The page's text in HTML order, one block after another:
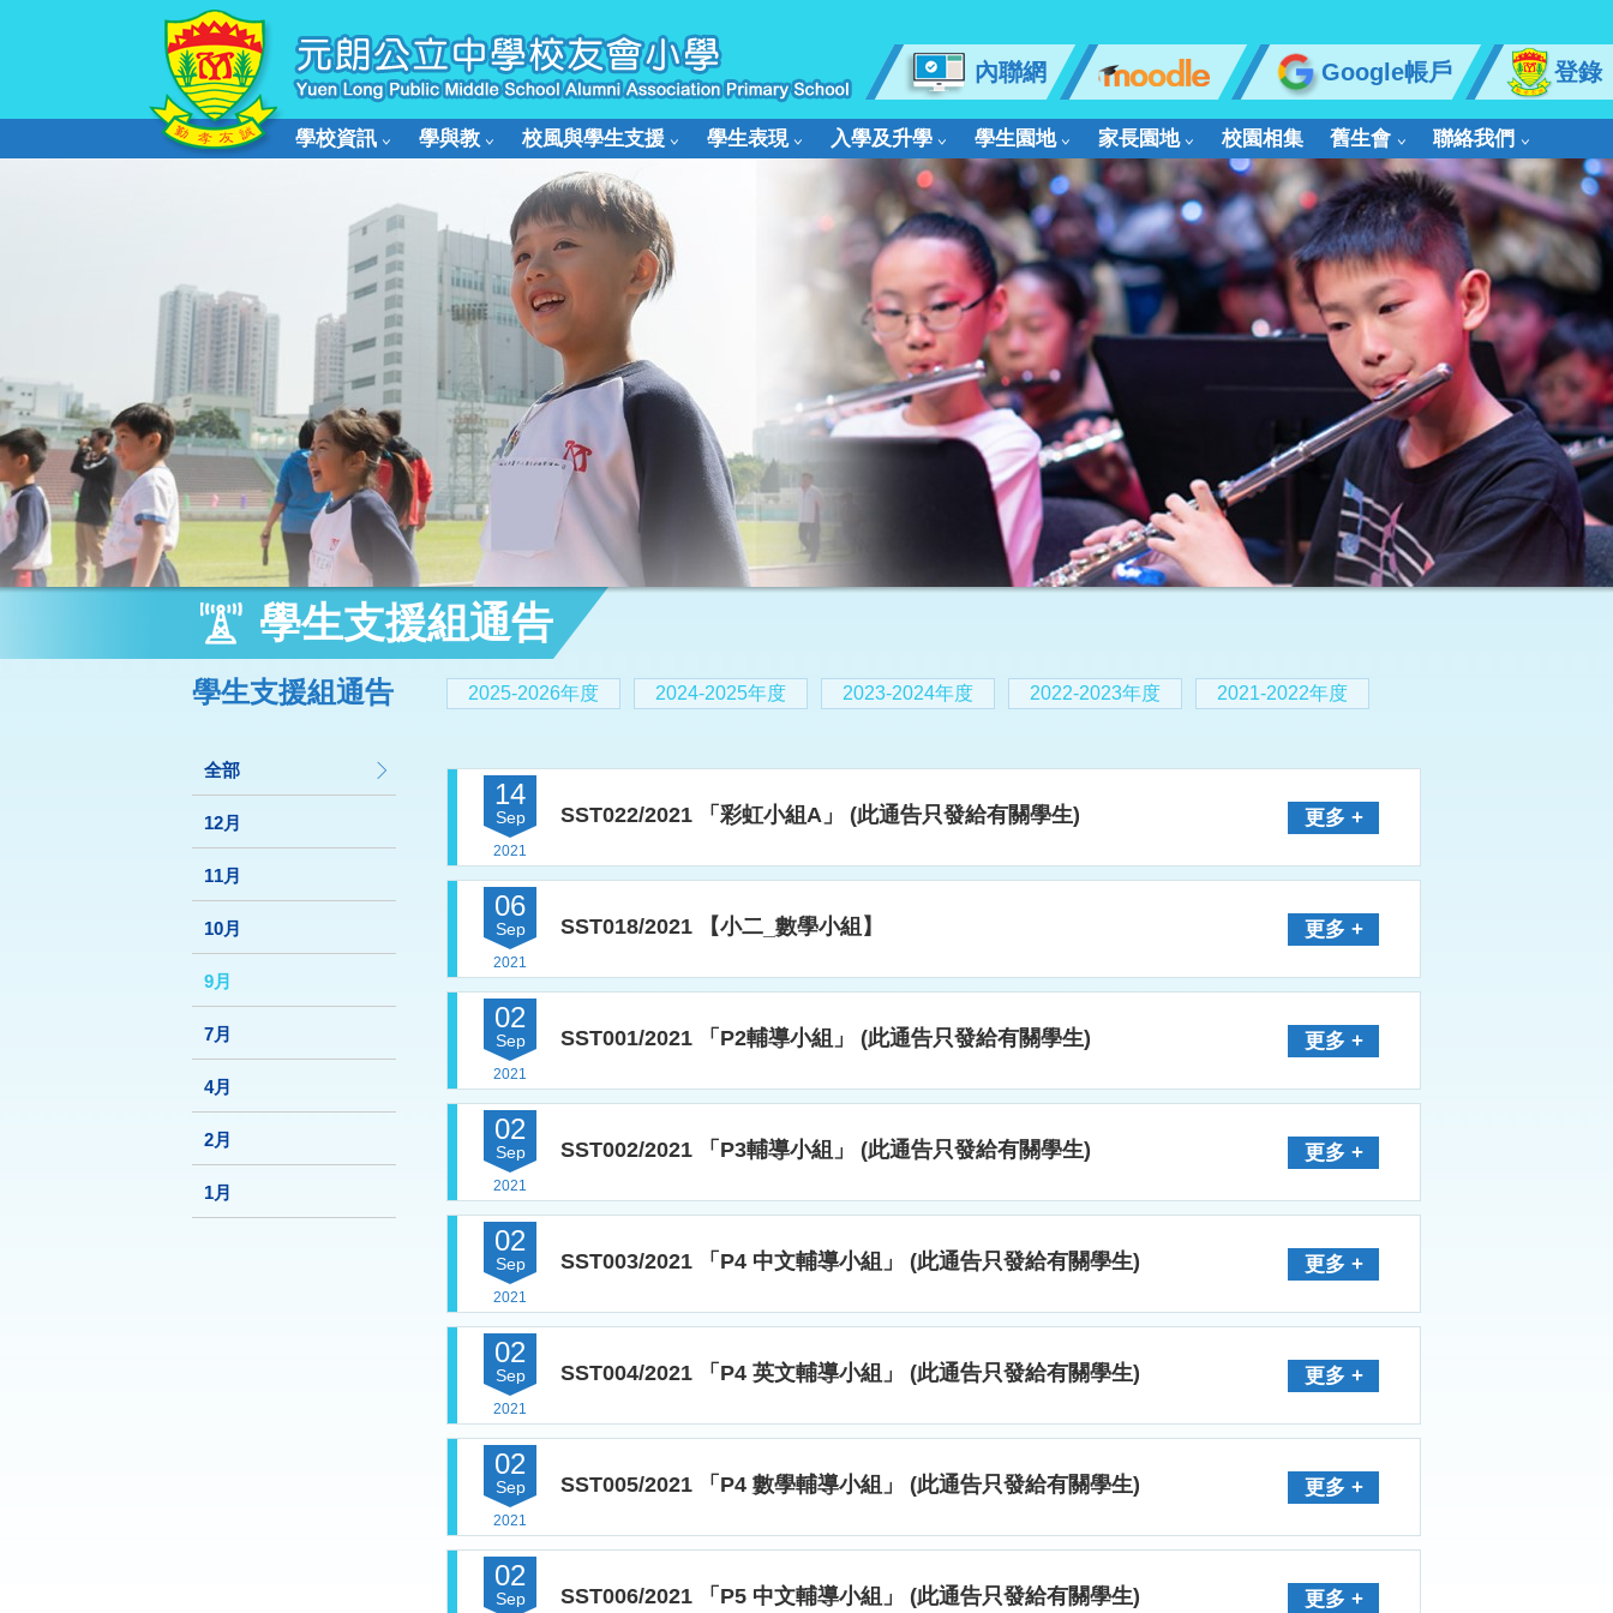
內聯網 Google帳戶 登錄
學校資訊 學與教 校風與學生支援 學生表現 入學及升學 學生園地 家長園地 校園相集 舊生會 聯絡我們
學生支援組通告
2025-2026年度 2024-2025年度 2023-2024年度 2022-2023年度 2021-2022年度
學生支援組通告
全部
12月
11月
10月
9月
7月
4月
2月
1月
14
Sep
2021
SST022/2021 「彩虹小組A」 (此通告只發給有關學生) 更多 +
06
Sep
2021
SST018/2021 【小二_數學小組】 更多 +
02
Sep
2021
SST001/2021 「P2輔導小組」 (此通告只發給有關學生) 更多 +
02
Sep
2021
SST002/2021 「P3輔導小組」 (此通告只發給有關學生) 更多 +
02
Sep
2021
SST003/2021 「P4 中文輔導小組」 (此通告只發給有關學生) 更多 +
02
Sep
2021
SST004/2021 「P4 英文輔導小組」 (此通告只發給有關學生) 更多 +
02
Sep
2021
SST005/2021 「P4 數學輔導小組」 (此通告只發給有關學生) 更多 +
02
Sep SST006/2021 「P5 中文輔導小組」 (此通告只發給有關學生) 更多 +